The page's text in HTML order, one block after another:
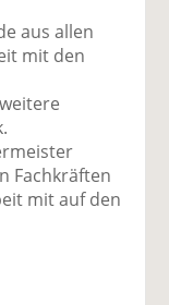
e
n
n e
n
aus allen
mit den
Fachkräften
mit auf den